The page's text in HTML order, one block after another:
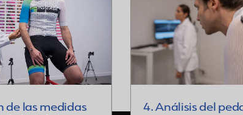
4. Análisis del pedaleo